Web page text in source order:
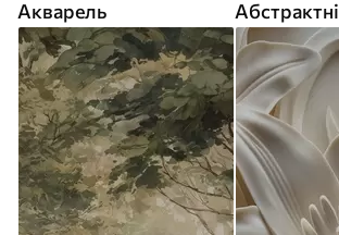
Акварель Абстрактні